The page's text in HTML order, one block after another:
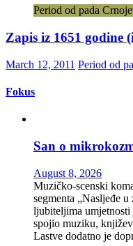
Period od pada
Zapis iz 1651 godine
March 12, 2011 Period od
Fokus
San o
August 8, 2026
Muzičko-scenski
segmenta „Nasljeđe
ljubiteljima
spojio muziku,
Lastve dodatno je